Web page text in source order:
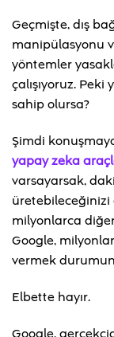
Geçmişte, dış
manipülasyonu
yöntemler
çalışıyoruz.
sahip olursa?
Şimdi
yapay zeka
varsayarsak,
üretebileceğinizi
milyonlarca
Google,
vermek
Elbette hayır.